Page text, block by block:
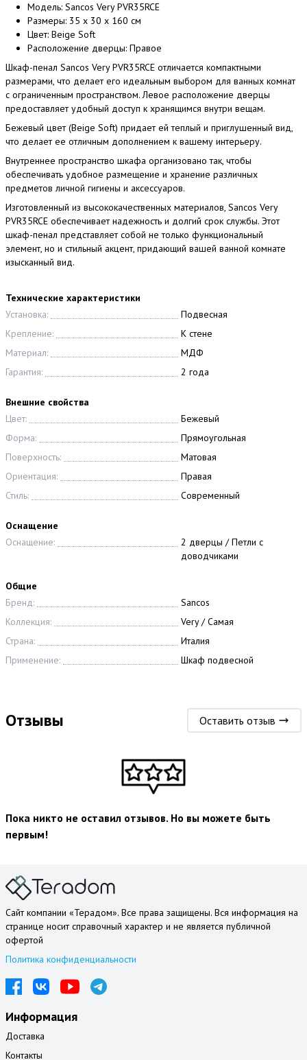
Модель: Sancos Very PVR35RCE
Размеры: 35 x 30 x 160 см
Цвет: Beige Soft
Расположение дверцы: Правое
Шкаф-пенал Sancos Very PVR35RCE отличается компактными
размерами, что делает его идеальным выбором для ванных комнат
с ограниченным пространством. Левое расположение дверцы
предоставляет удобный доступ к хранящимся внутри вещам.
Бежевый цвет (Beige Soft) придает ей теплый и приглушенный вид,
что делает ее отличным дополнением к вашему интерьеру.
Внутреннее пространство шкафа организовано так, чтобы
обеспечивать удобное размещение и хранение различных
предметов личной гигиены и аксессуаров.
Изготовленный из высококачественных материалов, Sancos Very
PVR35RCE обеспечивает надежность и долгий срок службы. Этот
шкаф-пенал представляет собой не только функциональный
элемент, но и стильный акцент, придающий вашей ванной комнате
изысканный вид.
Технические характеристики
Установка:
Подвесная
Крепление:
К стене
Материал:
МДФ
Гарантия:
2 года
Внешние свойства
Цвет:
Бежевый
Форма:
Прямоугольная
Поверхность:
Матовая
Ориентация:
Правая
Стиль:
Современный
Оснащение
Оснащение:
2 дверцы / Петли с
доводчиками
Общие
Бренд:
Sancos
Коллекция:
Very / Самая
Страна:
Италия
Применение:
Шкаф подвесной
Отзывы Оставить отзыв
Пока никто не оставил отзывов. Но вы можете быть
первым!
Сайт компании «Терадом». Все права защищены. Вся информация на
странице носит справочный характер и не является публичной
офертой
Политика конфиденциальности
Информация
Доставка
Контакты